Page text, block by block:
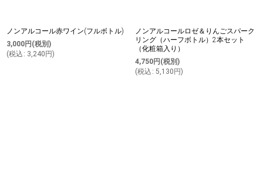
ノンアルコール赤ワイン(フルボトル)
3,000円 (税別)
(税込 : 3,240 円)
ノンアルコールロゼ＆りんごスパーク
リング（ハーフボトル）2本セット
（化粧箱入り）
4,750円 (税別)
(税込 : 5,130 円)